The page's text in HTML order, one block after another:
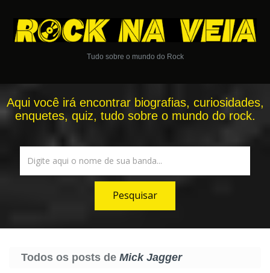
Tudo sobre o mundo do Rock
Aqui você irá encontrar biografias, curiosidades,
enquetes, quiz, tudo sobre o mundo do rock.
Todos os posts de Mick Jagger